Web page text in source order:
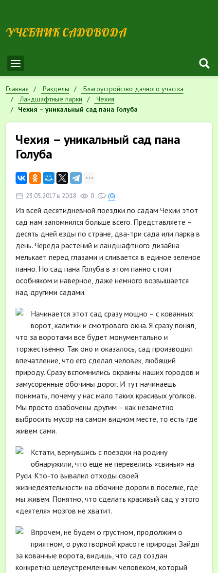
УЧЕБНИК САДОВОДА
Главная Разделы
Благоустройство дачного участка
Ландшафтные парки
Чехия
Чехия – уникальный сад пана Голуба
Чехия – уникальный сад пана
Голуба
23.05.2017 в 20:18 0 (0)
Из всей десятидневной поездки по садам Чехии этот
сад нам запомнился больше всего. Представляете –
десять дней езды по стране, два-три сада или парка в
день. Череда растений и ландшафтного дизайна
мелькает перед глазами и сливается в единое зеленое
панно. Но сад пана Голуба в этом панно стоит
особняком и наверное, даже немного возвышается
над другими садами.
Начинается этот сад сразу мощно – с кованных
ворот, калитки и смотрового окна. Я сразу понял,
что за воротами все будет монументально и
торжественно. Так оно и оказалось, сад производил
впечатление, что его сделал человек, любящий
природу. Сразу вспомнились окраины наших городов и
замусоренные обочины дорог. И тут начинаешь
понимать, почему у нас мало таких красивых уголков.
Мы просто озабочены другим – как незаметно
выбросить мусор на самом видном месте, то есть где
живем сами.
Кстати, вернувшись с поездки на родину
обнаружили, что еще не перевелись «свиньи» на
Руси. Кто-то вывалил отходы своей
жизнедеятельности на обочине дороги в поселке, где
мы живем. Понятно, что сделать красивый сад у этого
«деятеля» мозгов не хватит.
Впрочем, не будем о грустном, продолжим о
приятном, о рукотворной красоте природы. Зайдя
за кованные ворота, видишь, что сад создан
конкретно целеустремленным человеком, который